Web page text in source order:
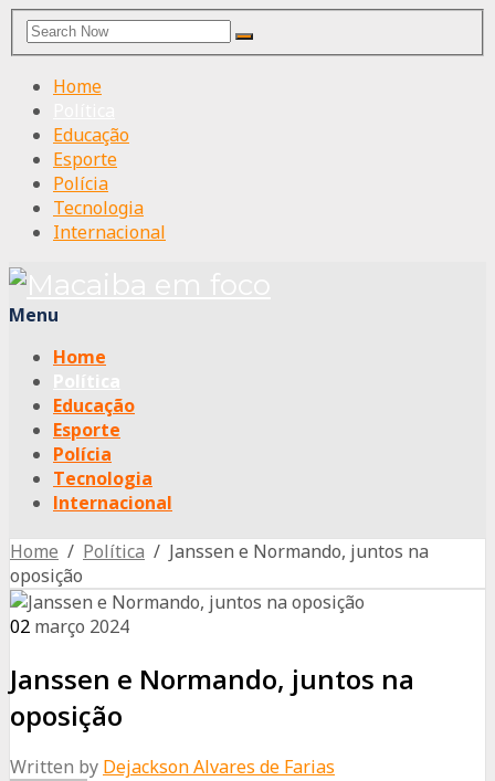
Search
for:
Search
Home
Educação
Esporte
Polícia
Tecnologia
Internacional
Menu
Home
Educação
Esporte
Polícia
Tecnologia
Internacional
Home / Política / Janssen e Normando, juntos na
oposição
02 março 2024
Janssen e Normando, juntos na
oposição
Written by Dejackson Alvares de Farias